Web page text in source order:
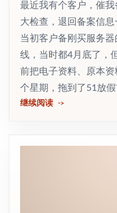
最近我有个客户，催
大检查，退回备案信息
当初客户备刚买服务
线，当时都4月底了，
前把电子资料、原本
个星期，拖到了51放
继续阅读